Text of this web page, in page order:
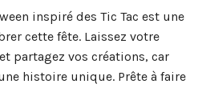
inspiré des Tic Tac est une
cette fête. Laissez votre
partagez vos créations, car
histoire unique. Prête à faire